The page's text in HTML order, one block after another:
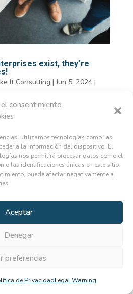
consentimiento
utilizamos tecnologías como las
a la información del dispositivo. El
nos permitirá procesar datos como el
o las identificaciones únicas en este sitio.
puede afectar negativamente a
Aceptar
Denegar
preferencias
de PrivacidadLegal Warning
exist, they’re
It Consulting |Jun 5, 2024|
a business, we often think of
of legal entities. Considering
by SMEs, this legal
yet it can greatly...
Legal Warning
por Agencia Bee Free® 2023.